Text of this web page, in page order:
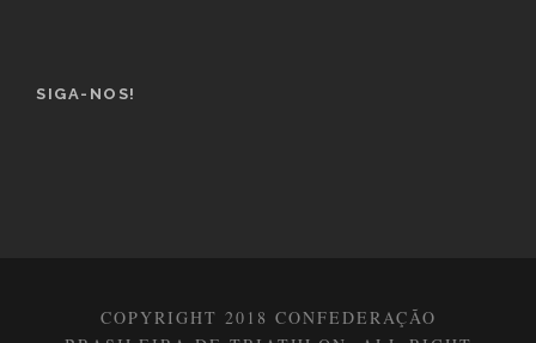
SIGA-NOS!
COPYRIGHT 2018 CONFEDERAÇÃO